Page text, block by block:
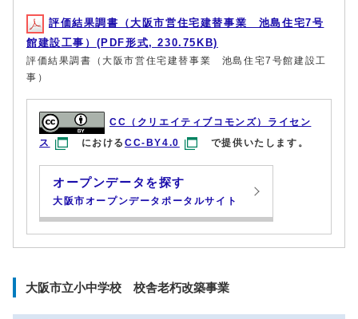
評価結果調書（大阪市営住宅建替事業 池島住宅7号
館建設工事）(PDF形式, 230.75KB)
評価結果調書（大阪市営住宅建替事業 池島住宅7号館建設工
事）
CC（クリエイティブコモンズ）ライセン
ス
におけるCC-BY4.0 で提供いたします。
オープンデータを探す
大阪市オープンデータポータルサイト
大阪市立小中学校 校舎老朽改築事業